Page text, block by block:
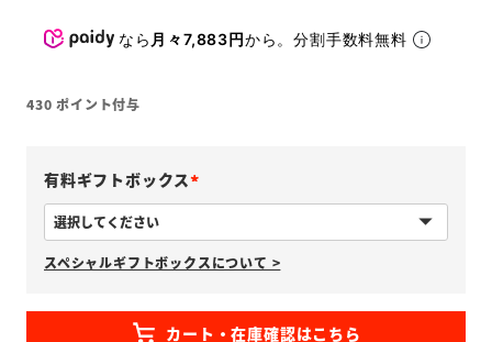
なら 月々7,883円から。分割手数料無料
430 ポイント付与
有料ギフトボックス
必
須
)
スペシャルギフトボックスについて >